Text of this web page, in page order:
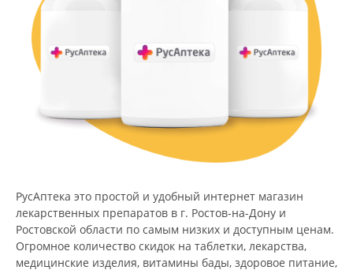
РусАптека это простой и удобный интернет магазин
лекарственных препаратов в г. Ростов-на-Дону и
Ростовской области по самым низких и доступным ценам.
Огромное количество скидок на таблетки, лекарства,
медицинские изделия, витамины бады, здоровое питание,